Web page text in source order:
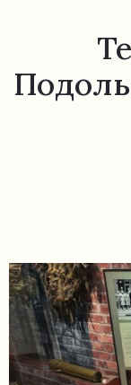
Заказ
вопросы
Документы
Контакты